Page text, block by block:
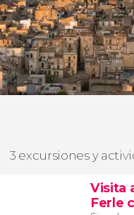
3 excursiones y
Visita
Ferle